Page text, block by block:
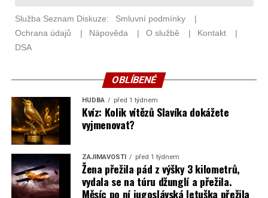
OBLÍBENÉ
HUDBA před 1 týdnem
Kvíz: Kolik vítězů Slavíka dokážete
vyjmenovat?
ZAJÍMAVOSTI před 1 týdnem
Žena přežila pád z výšky 3 kilometrů,
vydala se na túru džunglí a přežila.
Měsíc po ní jugoslávská letuška přežila